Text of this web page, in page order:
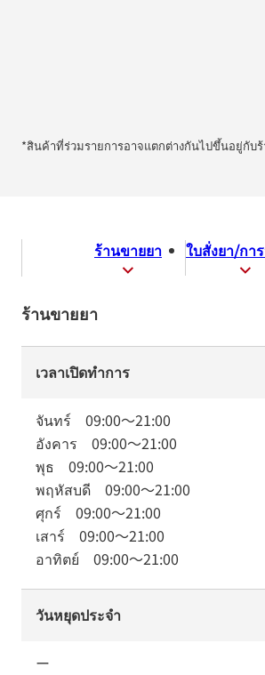
*สินค้าที่ร่วมรายการอาจแตกต่างกันไปขึ้นอยู่กับ
ร้านขายยา ใบสั่งยา/กา
ร้านขายยา
เวลาเปิดทำการ
จันทร์ 09:00～21:00
อังคาร 09:00～21:00
พุธ 09:00～21:00
พฤหัสบดี 09:00～21:00
ศุกร์ 09:00～21:00
เสาร์ 09:00～21:00
อาทิตย์ 09:00～21:00
วันหยุดประจำ
ー